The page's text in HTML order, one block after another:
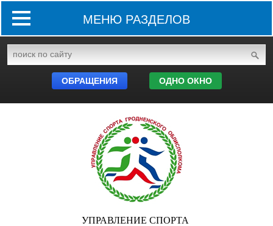
МЕНЮ РАЗДЕЛОВ
ОБРАЩЕНИЯ ОДНО ОКНО
УПРАВЛЕНИЕ СПОРТА